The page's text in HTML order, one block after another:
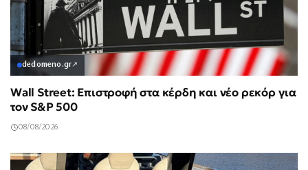
dedomeno.gr↗
Wall Street: Επιστροφή στα κέρδη και νέο ρεκόρ για
τον S&P 500
08/08/2026